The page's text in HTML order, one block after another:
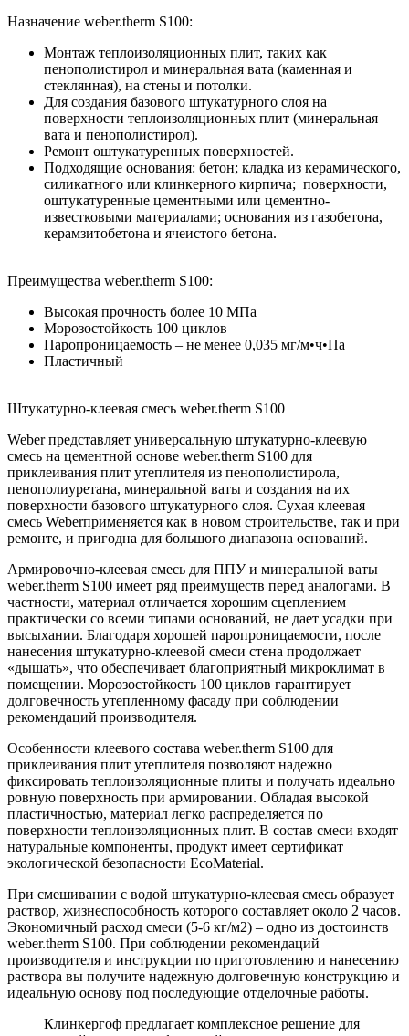
Назначение weber.therm S100:
Монтаж теплоизоляционных плит, таких как
пенополистирол и минеральная вата (каменная и
стеклянная), на стены и потолки.
Для создания базового штукатурного слоя на
поверхности теплоизоляционных плит (минеральная
вата и пенополистирол).
Ремонт оштукатуренных поверхностей.
Подходящие основания: бетон; кладка из керамического,
силикатного или клинкерного кирпича; поверхности,
оштукатуренные цементными или цементно-
известковыми материалами; основания из газобетона,
керамзитобетона и ячеистого бетона.
Преимущества weber.therm S100:
Высокая прочность более 10 МПа
Морозостойкость 100 циклов
Паропроницаемость – не менее 0,035 мг/м•ч•Па
Пластичный
Штукатурно-клеевая смесь weber.therm S100
Weber представляет универсальную штукатурно-клеевую
смесь на цементной основе weber.therm S100 для
приклеивания плит утеплителя из пенополистирола,
пенополиуретана, минеральной ваты и создания на их
поверхности базового штукатурного слоя. Сухая клеевая
смесь Weberприменяется как в новом строительстве, так и при
ремонте, и пригодна для большого диапазона оснований.
Армировочно-клеевая смесь для ППУ и минеральной ваты
weber.therm S100 имеет ряд преимуществ перед аналогами. В
частности, материал отличается хорошим сцеплением
практически со всеми типами оснований, не дает усадки при
высыхании. Благодаря хорошей паропроницаемости, после
нанесения штукатурно-клеевой смеси стена продолжает
«дышать», что обеспечивает благоприятный микроклимат в
помещении. Морозостойкость 100 циклов гарантирует
долговечность утепленному фасаду при соблюдении
рекомендаций производителя.
Особенности клеевого состава weber.therm S100 для
приклеивания плит утеплителя позволяют надежно
фиксировать теплоизоляционные плиты и получать идеально
ровную поверхность при армировании. Обладая высокой
пластичностью, материал легко распределяется по
поверхности теплоизоляционных плит. В состав смеси входят
натуральные компоненты, продукт имеет сертификат
экологической безопасности EcoMaterial.
При смешивании с водой штукатурно-клеевая смесь образует
раствор, жизнеспособность которого составляет около 2 часов.
Экономичный расход смеси (5-6 кг/м2) – одно из достоинств
weber.therm S100. При соблюдении рекомендаций
производителя и инструкции по приготовлению и нанесению
раствора вы получите надежную долговечную конструкцию и
идеальную основу под последующие отделочные работы.
Клинкергоф предлагает комплексное решение для